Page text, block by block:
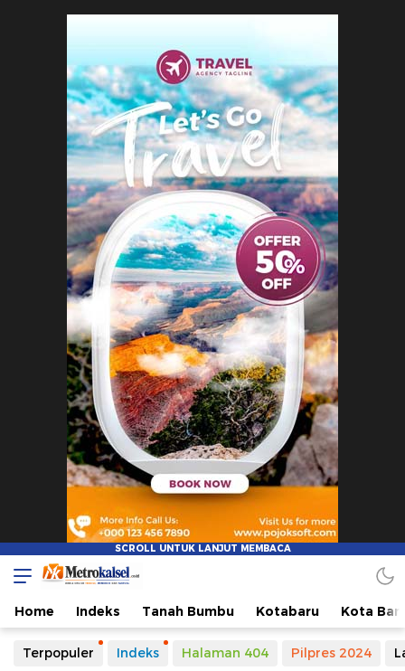
Metro Kalsel
Media Online Terkini, Faktual dan Mendidik
Home Indeks Tanah Bumbu Kotabaru Kota
Terpopuler Indeks Halaman 404 Pilpres 2024